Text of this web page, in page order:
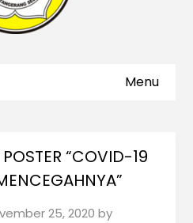
Menu
“COVID-19
25, 2020 by